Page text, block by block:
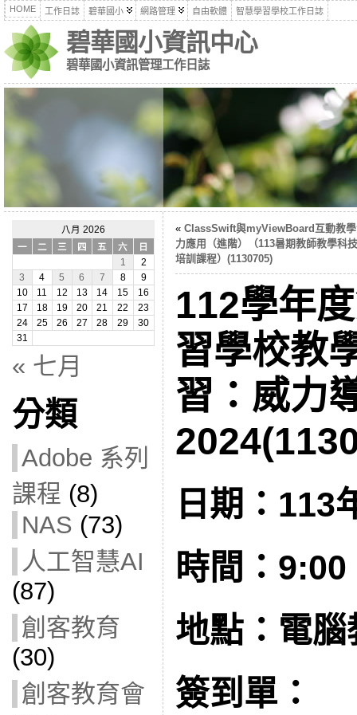
HOME 工作日誌 碧華國小 網路管理 自由軟體 智慧學習學校工作日誌
碧華國小資訊中心
碧華國小資訊管理工作日誌
八月 2026
一
二 三 四 五 六
日
1
2
3
4 5 6 7 8
9
10
11 12 13 14 15
16
17
18 19 20 21 22
23
24
25 26 27 28 29
30
31
« 七月
分類
Adobe 系列
課程 (8)
NAS (73)
人工智慧AI
(87)
創客教育
(30)
創客教育會
« ClassSwift與myViewBoard互動教
力應用（進階）（113暑期教師教學科
培訓課程）(1130705)
112學年
習學校教
習：威力
日期：113
時間：
地點：電腦
簽到單：